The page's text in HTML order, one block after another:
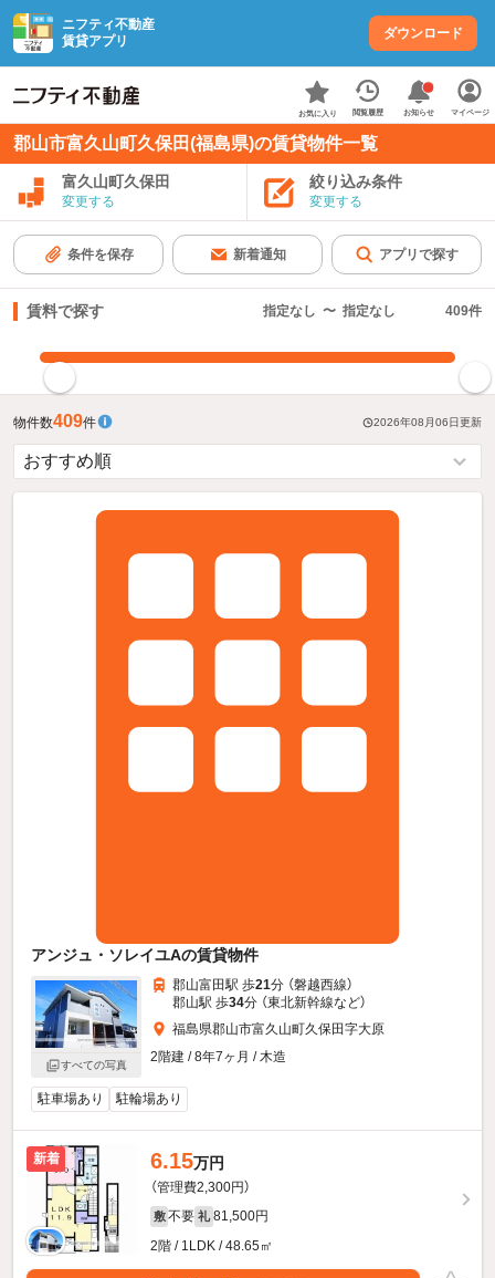
ニフティ不動産
賃貸アプリ
ダウンロード
お気に入り 閲覧履歴 お知らせ マイページ
郡山市富久山町久保田(福島県)の賃貸物件一覧
富久山町久保田
変更する
絞り込み条件
変更する
条件を保存 新着通知 アプリで探す
賃料で探す 指定なし 〜 指定なし 409件
物件数409件 2026年08月06日更新
アンジュ・ソレイユAの賃貸物件
すべての写真
郡山富田駅 歩21分 （磐越西線）
郡山駅 歩34分 （東北新幹線など）
福島県郡山市富久山町久保田字大原
2階建 / 8年7ヶ月 / 木造
駐車場あり 駐輪場あり
新着 6.15万円
（管理費2,300円）
敷 不要 礼 81,500円
2階 / 1LDK / 48.65㎡